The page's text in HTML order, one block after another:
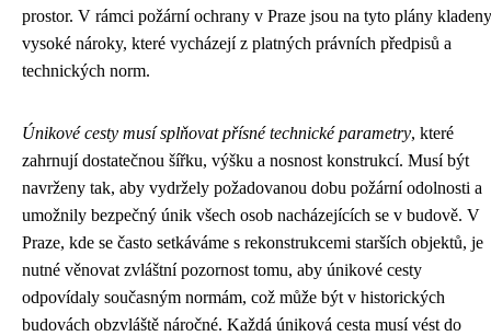
prostor. V rámci požární ochrany v Praze jsou na tyto plány kladeny
vysoké nároky, které vycházejí z platných právních předpisů a
technických norm.
Únikové cesty musí splňovat přísné technické parametry, které
zahrnují dostatečnou šířku, výšku a nosnost konstrukcí. Musí být
navrženy tak, aby vydržely požadovanou dobu požární odolnosti a
umožnily bezpečný únik všech osob nacházejících se v budově. V
Praze, kde se často setkáváme s rekonstrukcemi starších objektů, je
nutné věnovat zvláštní pozornost tomu, aby únikové cesty
odpovídaly současným normám, což může být v historických
budovách obzvláště náročné. Každá úniková cesta musí vést do